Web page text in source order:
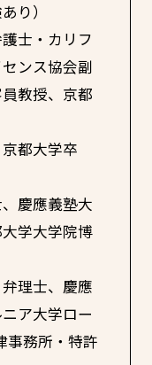
り）
士・カリフ
ンス協会副
教授、京都
都大学卒
慶應義塾大
学大学院博
理士、慶應
ア大学ロー
事務所・特許